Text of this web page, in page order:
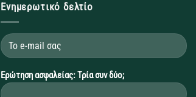
Ενημερωτικό δελτίο
Ερώτηση ασφαλείας: Τρία συν δύο;